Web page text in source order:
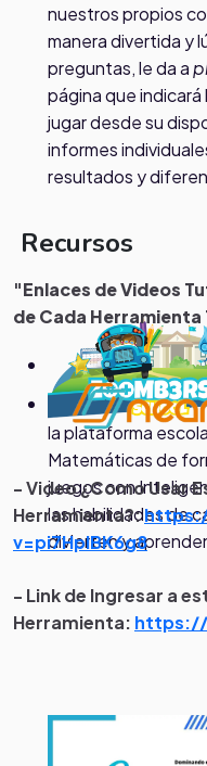
nuestros propios
manera divertida y
preguntas, le da a
página que
jugar desde su
informes
resultados y
la plataforma
Matemáticas de
juegos con
las habilidades de
divierten y
Recursos
"Enlaces de Videos
de Cada
- Video ¿Como Usar
Herramienta?:
v=pi7HplBK6g8
- Link de Ingresar a
Herramienta: